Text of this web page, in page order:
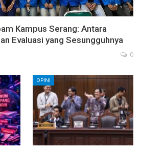
Kampus Serang: Antara
Evaluasi yang Sesungguhnya
0
OPINI